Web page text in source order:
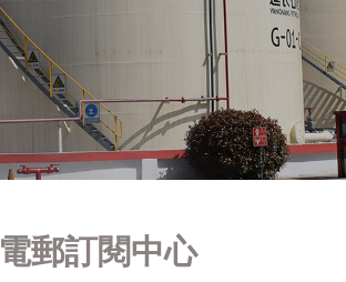
電郵訂閱中心